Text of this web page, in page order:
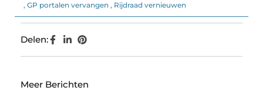
, GP portalen vervangen , Rijdraad vernieuwen
Delen:
Meer Berichten